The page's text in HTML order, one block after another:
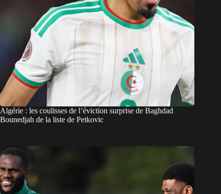
Algérie : les coulisses de l’éviction surprise de Baghdad
Bounedjah de la liste de Petkovic